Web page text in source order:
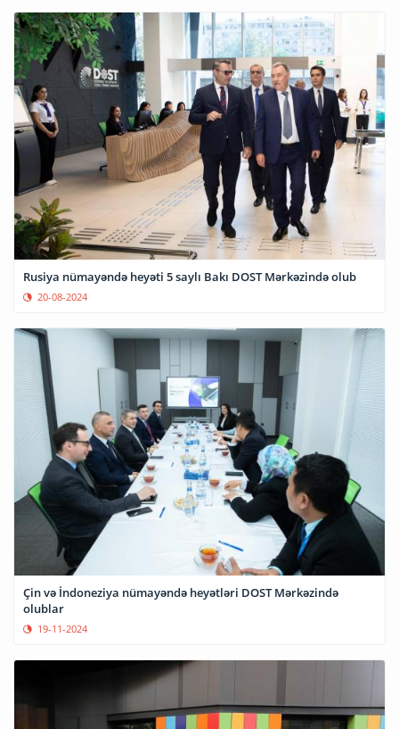
Rusiya nümayəndə heyəti 5 saylı Bakı DOST Mərkəzində olub
20-08-2024
Çin və İndoneziya nümayəndə heyətləri DOST Mərkəzində
olublar
19-11-2024